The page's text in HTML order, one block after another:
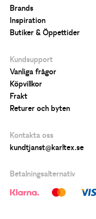
Brands
Inspiration
Butiker & Öppettider
Kundsupport
Vanliga frågor
Köpvillkor
Frakt
Returer och byten
Kontakta oss
kundtjanst@karltex.se
Betalningsalternativ